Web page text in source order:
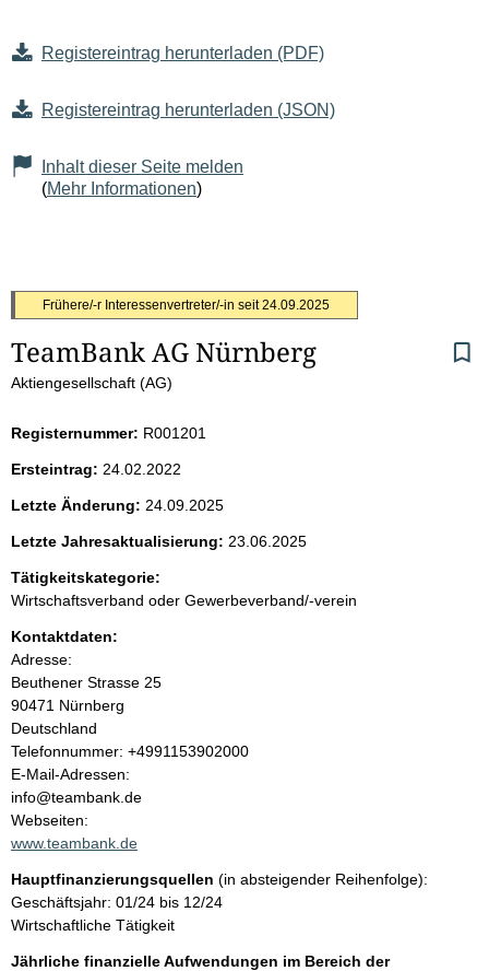
Registereintrag herunterladen (PDF)
Registereintrag herunterladen (JSON)
Inhalt dieser Seite melden
(Mehr Informationen)
S
e
t
e
n
i
n
h
a
l
t
Frühere/-r Interessenvertreter/-in seit 24.09.2025
TeamBank AG Nürnberg
Aktiengesellschaft (AG)
Registernummer: R001201
Ersteintrag: 24.02.2022
Letzte Änderung: 24.09.2025
Letzte Jahresaktualisierung: 23.06.2025
Tätigkeitskategorie:
Wirtschaftsverband oder Gewerbeverband/-verein
Kontaktdaten:
Adresse:
Beuthener Strasse 25
90471 Nürnberg
Deutschland
K
o
n
t
a
t
i
n
f
Telefonnummer: +4991153902000
E-Mail-Adressen:
info@teambank.de
Webseiten:
www.teambank.de
Hauptfinanzierungsquellen (in absteigender Reihenfolge):
Geschäftsjahr: 01/24 bis 12/24
Wirtschaftliche Tätigkeit
Jährliche finanzielle Aufwendungen im Bereich der